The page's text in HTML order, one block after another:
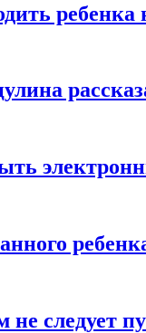
ребенка
следует